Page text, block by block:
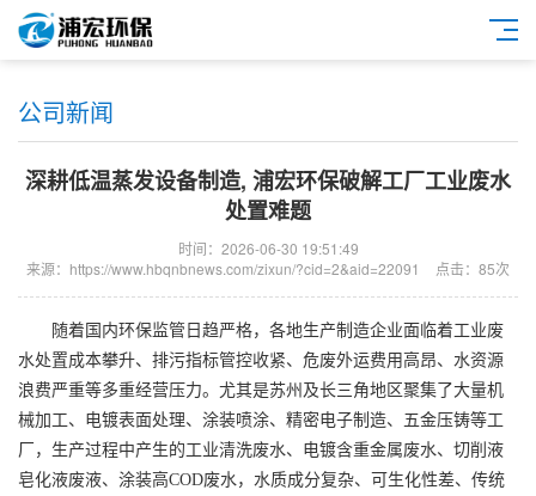
公司新闻
深耕低温蒸发设备制造, 浦宏环保破解工厂工业废水
处置难题
时间：2026-06-30 19:51:49
来源：https://www.hbqnbnews.com/zixun/?cid=2&aid=22091
点击：85次
随着国内环保监管日趋严格，各地生产制造企业面临着工业废
水处置成本攀升、排污指标管控收紧、危废外运费用高昂、水资源
浪费严重等多重经营压力。尤其是苏州及长三角地区聚集了大量机
械加工、电镀表面处理、涂装喷涂、精密电子制造、五金压铸等工
厂，生产过程中产生的工业清洗废水、电镀含重金属废水、切削液
皂化液废液、涂装高COD废水，水质成分复杂、可生化性差、传统